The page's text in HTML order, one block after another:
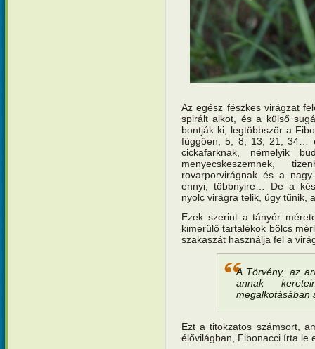
Az egész fészkes virágzat
spirált alkot, és a külső
bontják ki, legtöbbször a
függően, 5, 8, 13, 21, 34…
cickafarknak, némelyik
menyecskeszemnek,
rovarporvirágnak és a
ennyi, többnyire… De a
nyolc virágra telik, úgy tűnik,
Ezek szerint a tányér
kimerülő tartalékok bölcs
szakaszát használja fel a
A Törvény, az
annak
megalkotásában
Ezt a titokzatos számsort,
élővilágban, Fibonacci írta le